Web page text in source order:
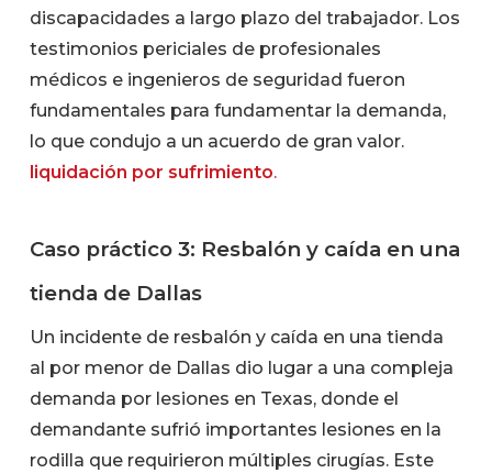
discapacidades a largo plazo del trabajador. Los
testimonios periciales de profesionales
médicos e ingenieros de seguridad fueron
fundamentales para fundamentar la demanda,
lo que condujo a un acuerdo de gran valor.
liquidación por sufrimiento.
Caso práctico 3: Resbalón y caída en una
tienda de Dallas
Un incidente de resbalón y caída en una tienda
al por menor de Dallas dio lugar a una compleja
demanda por lesiones en Texas, donde el
demandante sufrió importantes lesiones en la
rodilla que requirieron múltiples cirugías. Este